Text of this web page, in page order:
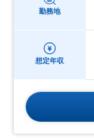
勤務地
想定年収